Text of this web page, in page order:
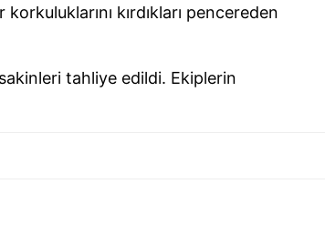
kırdıkları pencereden
tahliye edildi. Ekiplerin